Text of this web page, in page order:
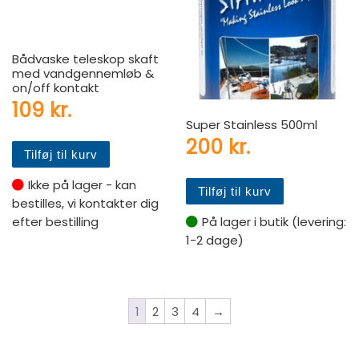
Bådvaske teleskop skaft
med vandgennemløb &
on/off kontakt
109 kr.
Tilføj til kurv
Ikke på lager - kan
bestilles, vi kontakter dig
efter bestilling
Super Stainless 500ml
200 kr.
Tilføj til kurv
På lager i butik (levering:
1-2 dage)
1 2 3 4 →